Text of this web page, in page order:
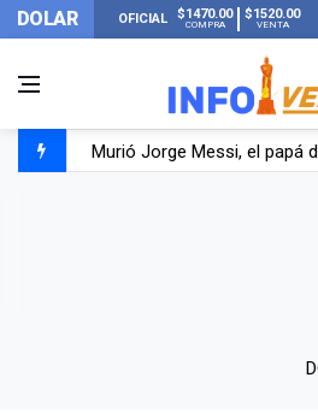
DOLAR OFICIAL $1470.00
COMPRA
$1520.00
VENTA
Murió Jorge Messi, el papá